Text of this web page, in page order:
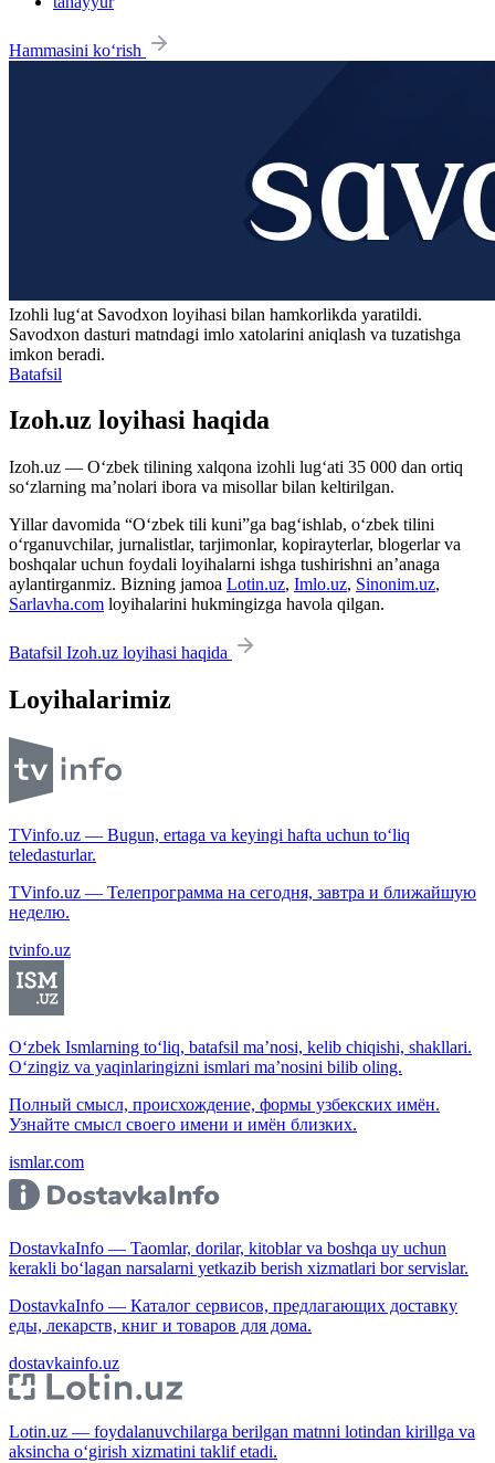
Hammasini ko‘rish
Izohli lugʻat Savodxon loyihasi bilan hamkorlikda yaratildi.
Savodxon dasturi matndagi imlo xatolarini aniqlash va tuzatishga
imkon beradi.
Batafsil
Izoh.uz loyihasi haqida
Izoh.uz — O‘zbek tilining xalqona izohli lug‘ati 35 000 dan ortiq
so‘zlarning ma’nolari ibora va misollar bilan keltirilgan.
Yillar davomida “O‘zbek tili kuni”ga bag‘ishlab, o‘zbek tilini
o‘rganuvchilar, jurnalistlar, tarjimonlar, kopirayterlar, blogerlar va
boshqalar uchun foydali loyihalarni ishga tushirishni an’anaga
aylantirganmiz. Bizning jamoa Lotin.uz, Imlo.uz, Sinonim.uz,
Sarlavha.com loyihalarini hukmingizga havola qilgan.
Batafsil Izoh.uz loyihasi haqida
Loyihalarimiz
TVinfo.uz — Bugun, ertaga va keyingi hafta uchun to‘liq
teledasturlar.
TVinfo.uz — Телепрограмма на сегодня, завтра и ближайшую
неделю.
tvinfo.uz
O‘zbek Ismlarning to‘liq, batafsil ma’nosi, kelib chiqishi, shakllari.
O‘zingiz va yaqinlaringizni ismlari ma’nosini bilib oling.
Полный смысл, происхождение, формы узбекских имён.
Узнайте смысл своего имени и имён близких.
ismlar.com
DostavkaInfo — Taomlar, dorilar, kitoblar va boshqa uy uchun
kerakli bo‘lagan narsalarni yetkazib berish xizmatlari bor servislar.
DostavkaInfo — Каталог сервисов, предлагающих доставку
еды, лекарств, книг и товаров для дома.
dostavkainfo.uz
Lotin.uz — foydalanuvchilarga berilgan matnni lotindan kirillga va
aksincha o‘girish xizmatini taklif etadi.